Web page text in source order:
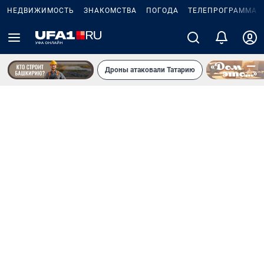
НЕДВИЖИМОСТЬ ЗНАКОМСТВА ПОГОДА ТЕЛЕПРОГРАММА
Дроны атаковали Татарию